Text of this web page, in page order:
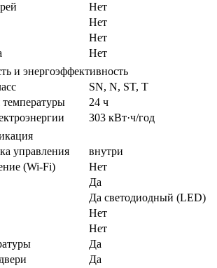
Нет
Нет
Нет
Нет
и энергоэффективность
SN, N, ST, T
24 ч
303 кВт·ч/год
управления
внутри
(Wi-Fi)
Нет
Да
Да светодиодный (LED)
Нет
Нет
Да
Да